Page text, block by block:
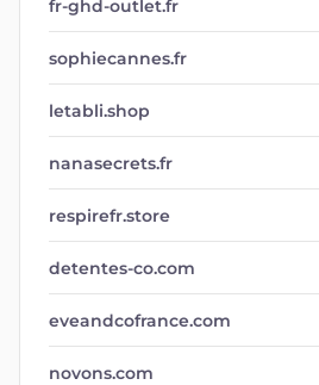
fr-ghd-outlet.fr
sophiecannes.fr
letabli.shop
nanasecrets.fr
respirefr.store
detentes-co.com
eveandcofrance.com
novons.com